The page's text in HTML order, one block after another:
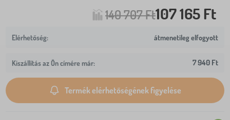
140 707 Ft107 165 Ft
átmenetileg elfogyott
Kiszállítás az Ön címére már: 7 940 Ft
Termék elérhetőségének figyelése